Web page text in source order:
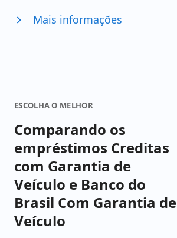
Mais informações
ESCOLHA O MELHOR
Comparando os
empréstimos Creditas
com Garantia de
Veículo e Banco do
Brasil Com Garantia de
Veículo